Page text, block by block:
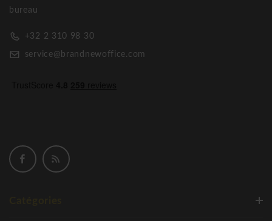
bureau
+32 2 310 98 30
service@brandnewoffice.com